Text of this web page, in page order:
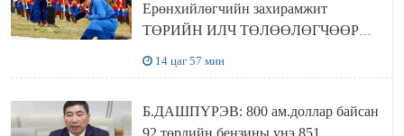
Ерөнхийлөгчийн захирамжит
ТӨРИЙН ИЛЧ ТӨЛӨӨЛӨГЧӨӨР
14 цаг 57 мин
Б.ДАШПҮРЭВ: 800 ам.доллар байсан